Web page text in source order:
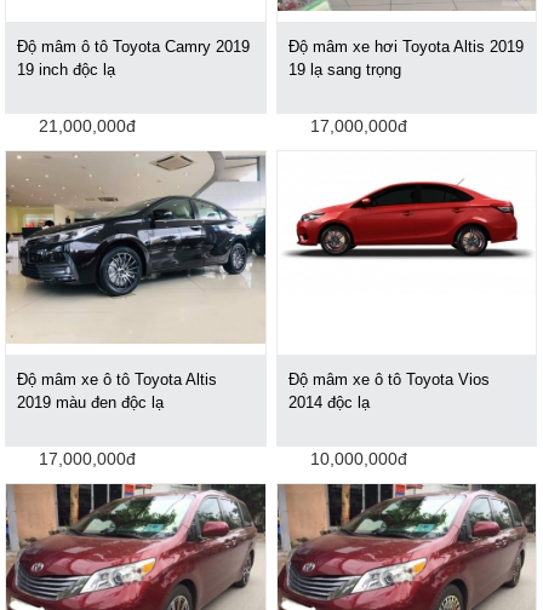
Độ mâm ô tô Toyota Camry 2019
19 inch độc lạ
21,000,000đ
Độ mâm xe hơi Toyota Altis 2019
19 lạ sang trọng
17,000,000đ
Độ mâm xe ô tô Toyota Altis
2019 màu đen độc lạ
17,000,000đ
Độ mâm xe ô tô Toyota Vios
2014 độc lạ
10,000,000đ